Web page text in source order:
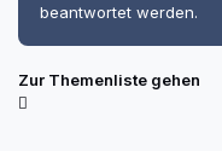
beantwortet werden.
Zur Themenliste gehen